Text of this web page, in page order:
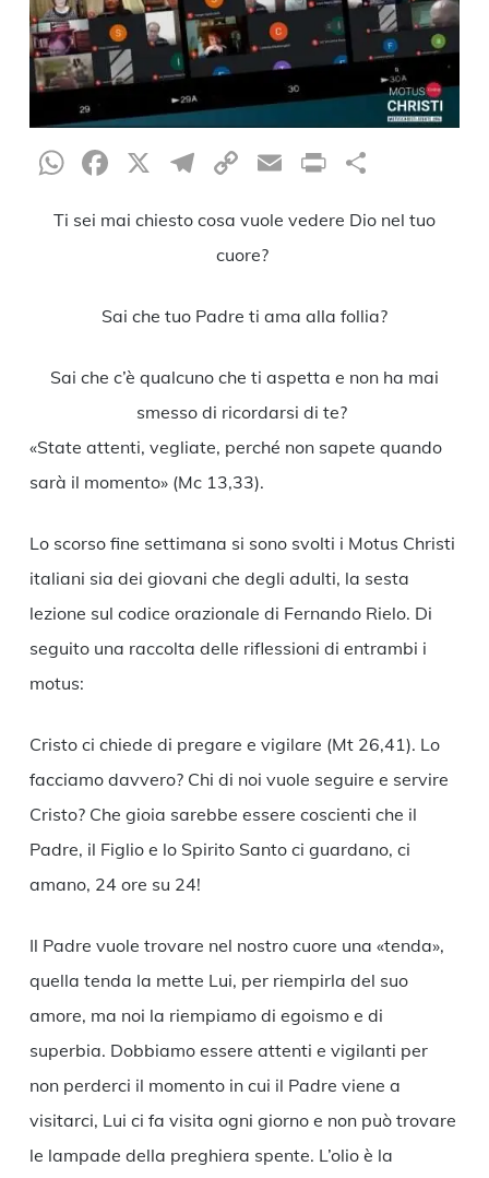
WhatsApp
Facebook
X Telegram
CopyEmailPrint
Ti sei mai chiesto cosa vuole vedere Dio nel tuo
cuore?
Sai che tuo Padre ti ama alla follia?
Sai che c’è qualcuno che ti aspetta e non ha mai
smesso di ricordarsi di te?
«State attenti, vegliate, perché non sapete quando
sarà il momento» (Mc 13,33).
Lo scorso fine settimana si sono svolti i Motus Christi
italiani sia dei giovani che degli adulti, la sesta
lezione sul codice orazionale di Fernando Rielo. Di
seguito una raccolta delle riflessioni di entrambi i
motus:
Cristo ci chiede di pregare e vigilare (Mt 26,41). Lo
facciamo davvero? Chi di noi vuole seguire e servire
Cristo? Che gioia sarebbe essere coscienti che il
Padre, il Figlio e lo Spirito Santo ci guardano, ci
amano, 24 ore su 24!
Il Padre vuole trovare nel nostro cuore una «tenda»,
quella tenda la mette Lui, per riempirla del suo
amore, ma noi la riempiamo di egoismo e di
superbia. Dobbiamo essere attenti e vigilanti per
non perderci il momento in cui il Padre viene a
visitarci, Lui ci fa visita ogni giorno e non può trovare
le lampade della preghiera spente. L’olio è la